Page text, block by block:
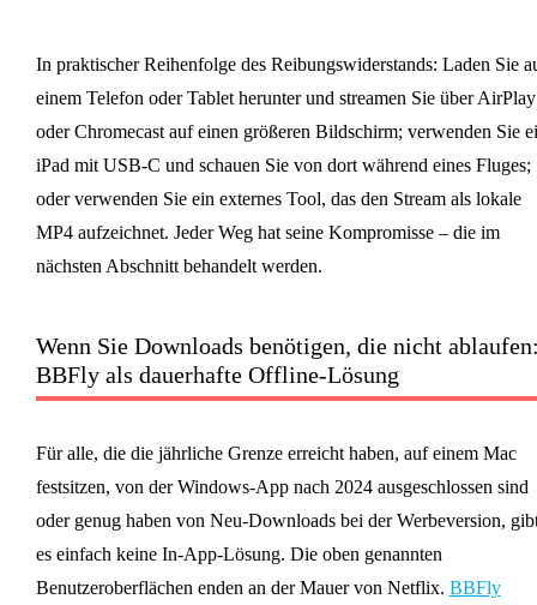
In praktischer Reihenfolge des Reibungswiderstands: Laden Sie
einem Telefon oder Tablet herunter und streamen Sie über AirPlay
oder Chromecast auf einen größeren Bildschirm; verwenden Sie
iPad mit USB-C und schauen Sie von dort während eines Fluges;
oder verwenden Sie ein externes Tool, das den Stream als lokale
MP4 aufzeichnet. Jeder Weg hat seine Kompromisse – die im
nächsten Abschnitt behandelt werden.
Wenn Sie Downloads benötigen, die nicht
BBFly als dauerhafte Offline-Lösung
Für alle, die die jährliche Grenze erreicht haben, auf einem Mac
festsitzen, von der Windows-App nach 2024 ausgeschlossen sind
oder genug haben von Neu-Downloads bei der Werbeversion,
es einfach keine In-App-Lösung. Die oben genannten
Benutzeroberflächen enden an der Mauer von Netflix. BBFly